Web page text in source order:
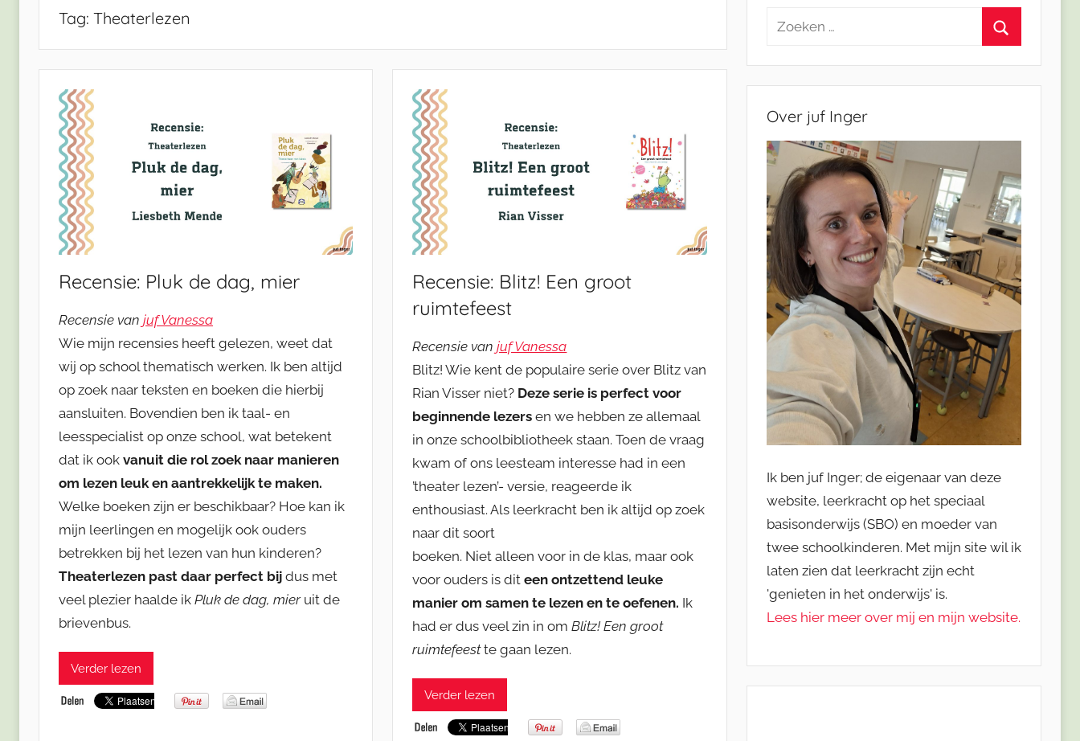
Tag: Theaterlezen
Recensie: Pluk de dag, mier
Recensie van juf Vanessa
Wie mijn recensies heeft gelezen, weet dat
wij op school thematisch werken. Ik ben altijd
op zoek naar teksten en boeken die hierbij
aansluiten. Bovendien ben ik taal- en
leesspecialist op onze school, wat betekent
dat ik ook vanuit die rol zoek naar manieren
om lezen leuk en aantrekkelijk te maken.
Welke boeken zijn er beschikbaar? Hoe kan ik
mijn leerlingen en mogelijk ook ouders
betrekken bij het lezen van hun kinderen?
Theaterlezen past daar perfect bij dus met
veel plezier haalde ik Pluk de dag, mier uit de
brievenbus.
Verder lezen
Recensie: Blitz! Een groot
ruimtefeest
Recensie vanjuf Vanessa
Blitz! Wie kent de populaire serie over Blitz van
Rian Visser niet? Deze serie is perfect voor
beginnende lezersen we hebben ze allemaal
in onze schoolbibliotheek staan. Toen de vraag
kwam of ons leesteam interesse had in een
’theater lezen’- versie, reageerde ik
enthousiast. Als leerkracht ben ik altijd op zoek
naar dit soort
boeken. Niet alleen voor in de klas, maar ook
voor ouders is diteen ontzettend leuke
manier om samen te lezen en te oefenen. Ik
had er dus veel zin in omBlitz! Een groot
ruimtefeestte gaan lezen.
Verder lezen
Zoeken
Over juf Inger
Ik ben juf Inger; de eigenaar van deze
website, leerkracht op het speciaal
basisonderwijs (SBO) en moeder van
twee schoolkinderen. Met mijn site wil ik
laten zien dat leerkracht zijn echt
'genieten in het onderwijs' is.
Lees hier meer over mij en mijn website.